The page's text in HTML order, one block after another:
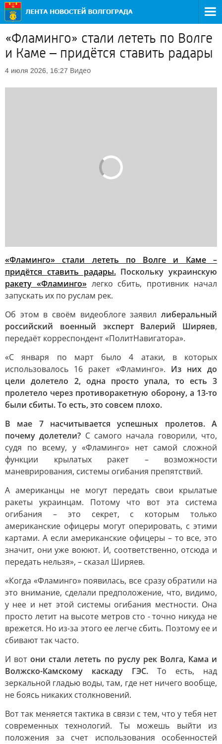
«Фламинго» стали лететь по Волге
и Каме – придётся ставить радары
4 июля 2026, 16:27 Видео
«Фламинго» стали лететь по Волге и Каме –
придётся ставить радары.Поскольку украинскую
ракету «Фламинго»легко сбить, противник начал
запускать их по руслам рек.
Об этом в своём видеоблоге заявил либеральный
российский военный эксперт Валерий Ширяев,
передаёт корреспондент «ПолитНавигатора».
«С января по март было 4 атаки, в которых
использовалось 16 ракет «Фламинго». Из них до
цели долетело 2, одна просто упала, то есть 3
пролетело через противоракетную оборону, а 13-то
были сбиты. То есть, это совсем плохо.
В мае 7 насчитывается успешных пролетов. А
почему долетели? С самого начала говорили, что,
судя по всему, у «Фламинго» нет самой сложной
функции крылатых ракет – возможности
маневрирования, системы огибания препятствий.
А американцы не могут передать свои крылатые
ракеты украинцам. Потому что вот эта система
огибания – это секрет, с которым только
американские офицеры могут оперировать, с этими
картами. А если американские офицеры – то все, это
значит, они уже воюют. И, соответственно, отсюда и
передать нельзя», – сказал Ширяев.
«Когда «Фламинго» появилась, все сразу обратили на
это внимание, сделали предположение, что, видимо,
у нее и нет этой системы огибания местности. Она
просто летит на высоте метров сто - точно никуда не
врежется. Но из-за этого ее легче сбить. Поэтому ее и
сбивают так часто.
И вотони стали лететь по руслу рек Волга, Кама и
Волжско-Камскому каскаду ГЭС. То есть, над
зеркальной гладью воды, там, где нет ничего вообще,
не боясь никаких столкновений.
Вот так меняется тактика в связи с тем, что у тебя нет
современных технологий. Ты можешь выйти из
положения за счет использования особенностей